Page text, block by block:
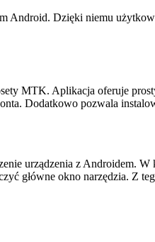
Android. Dzięki niemu
MTK. Aplikacja oferuje
Dodatkowo pozwala
urządzenia z Androidem.
główne okno narzędzia. Z